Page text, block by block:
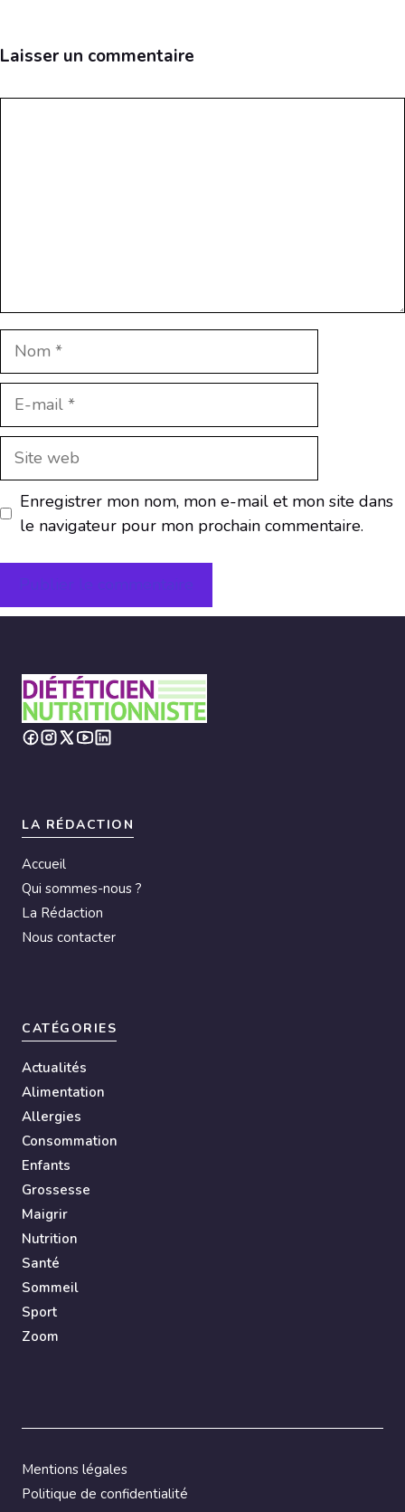
Laisser un commentaire
Nom
E-
Site
Enregistrer mon nom, mon e-mail et mon site dans
le navigateur pour mon prochain commentaire.
LA RÉDACTION
Accueil
Qui sommes-nous ?
La Rédaction
Nous contacter
CATÉGORIES
Actualités
Alimentation
Allergies
Consommation
Enfants
Grossesse
Maigrir
Nutrition
Santé
Sommeil
Sport
Zoom
Mentions légales
Politique de confidentialité